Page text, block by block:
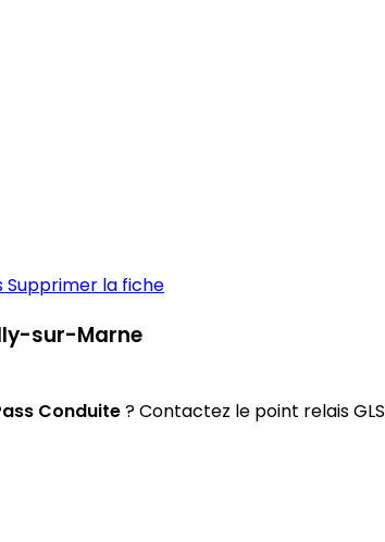
Supprimer la fiche
sur-Marne
Conduite? Contactez le point relais GLS